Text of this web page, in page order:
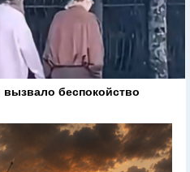
беспокойство